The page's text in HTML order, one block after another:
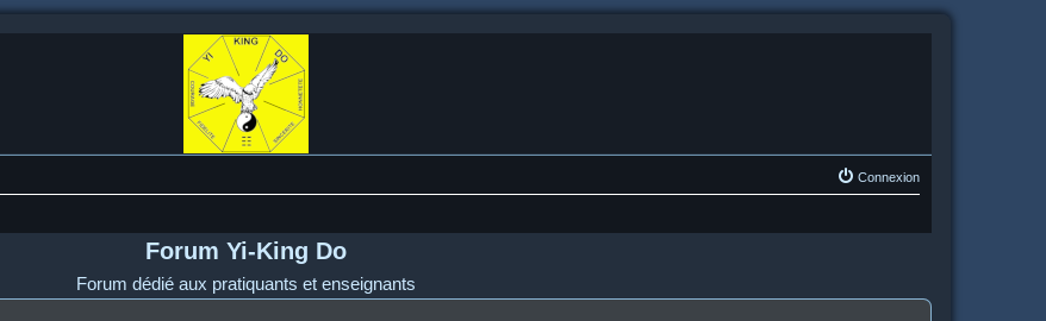
Connexion
Forum Yi-King Do
Forum dédié aux pratiquants et enseignants